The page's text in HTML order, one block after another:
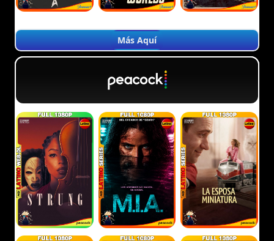
Más Aquí